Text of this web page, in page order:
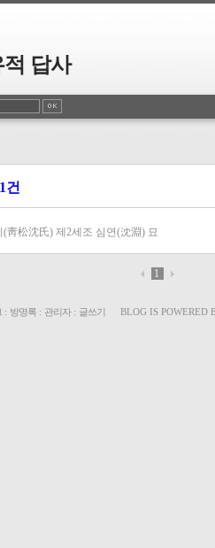
답사
건
靑松沈氏) 제2세조 심연(沈淵) 묘
1
: 방명록 : 관리자: 글쓰기 BLOG IS POWERED